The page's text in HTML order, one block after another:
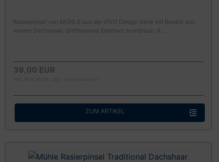
Rasierpinsel von MÜHLE aus der VIVO Design Serie mit Besatz aus
reinem Dachshaar, Griffmaterial Edelharz hornbraun, R...
39,00 EUR
ZUM ARTIKEL